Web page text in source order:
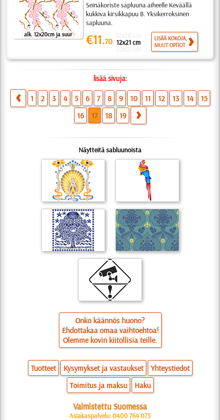
alk. 12x20cm ja suur
Seinäkoriste sapluuna aiheelle Keväällä
kukkiva kirsikkapuu B. Yksikerroksinen
sapluuna.
€11.70 12x21 cm
LISÄÄ KOKOJA,
MUUT OPTIOT
lisää sivuja:
1 2 3 4 5 6 7 8 9 10 11 12 13 14
15
16
17 18 19
Näytteitä sabluunoista
Onko käännös huono?
Ehdottakaa omaa vaihtoehtoa!
Olemme kovin kiitollisia teille.
Tuotteet Kysymykset ja vastaukset
Yhteystiedot
Toimitus ja maksu
Haku
Valmistettu Suomessa
Asiakaspalvelu: 0400 764 075